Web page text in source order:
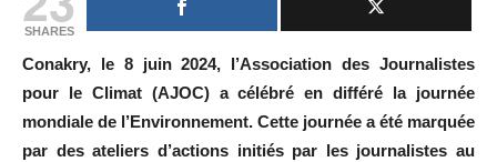
SHARES
Conakry, le 8 juin 2024, l’Association des Journalistes
pour le Climat (AJOC) a célébré en différé la journée
mondiale de l’Environnement. Cette journée a été marquée
par des ateliers d’actions initiés par les journalistes au